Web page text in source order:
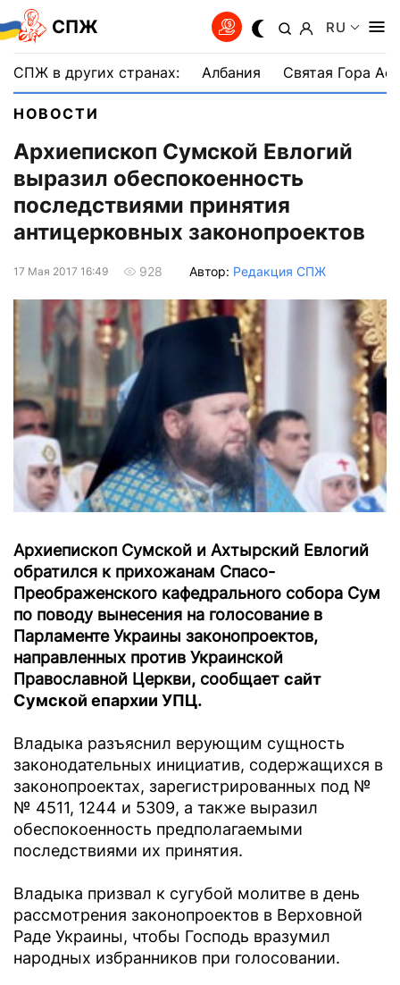
СПЖ RU
СПЖ в других странах: Албания Святая Гора
НОВОСТИ
Архиепископ Сумской Евлогий
выразил обеспокоенность
последствиями принятия
антицерковных законопроектов
17 Мая 2017 16:49 928 Автор: Редакция СПЖ
Архиепископ Сумской и Ахтырский Евлогий
обратился к прихожанам Спасо-
Преображенского кафедрального собора Сум
по поводу вынесения на голосование в
Парламенте Украины законопроектов,
направленных против Украинской
Православной Церкви, сообщает сайт
Сумской епархии УПЦ.
Владыка разъяснил верующим сущность
законодательных инициатив, содержащихся в
законопроектах, зарегистрированных под №
№ 4511, 1244 и 5309, а также выразил
обеспокоенность предполагаемыми
последствиями их принятия.
Владыка призвал к сугубой молитве в день
рассмотрения законопроектов в Верховной
Раде Украины, чтобы Господь вразумил
народных избранников при голосовании.